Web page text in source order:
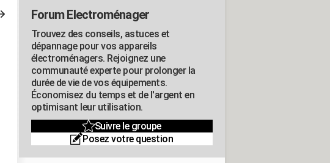
Forum Electroménager
Trouvez des conseils, astuces et
dépannage pour vos appareils
électroménagers. Rejoignez une
communauté experte pour prolonger la
durée de vie de vos équipements.
Économisez du temps et de l'argent en
optimisant leur utilisation.
Suivre le groupe
Posez votre question